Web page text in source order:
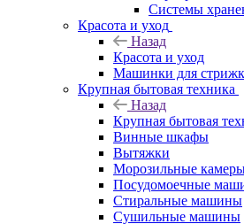
Системы
Красота и уход
Назад
Красота и уход
Машинки для
Крупная бытовая техника
Назад
Крупная бытовая
Винные шкафы
Вытяжки
Морозильные
Посудомоечные
Стиральные машины
Сушильные машины